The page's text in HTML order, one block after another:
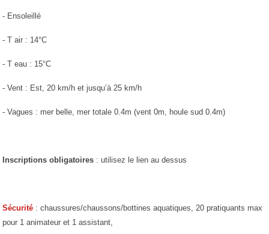
- Ensoleillé
- T air : 14°C
- T eau : 15°C
- Vent : Est, 20 km/h et jusqu’à 25 km/h
- Vagues : mer belle, mer totale 0.4m (vent 0m, houle sud 0.4m)
Inscriptions obligatoires : utilisez le lien au dessus
Sécurité : chaussures/chaussons/bottines aquatiques, 20 pratiquants max
pour 1 animateur et 1 assistant,